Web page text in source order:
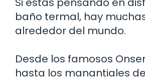
baño termal, hay
alrededor del mundo.
Desde los famosos
hasta los manantiales